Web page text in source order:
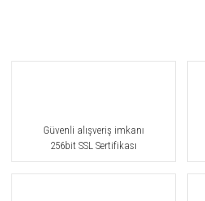
Güvenli alışveriş imkanı
256bit SSL Sertifikası